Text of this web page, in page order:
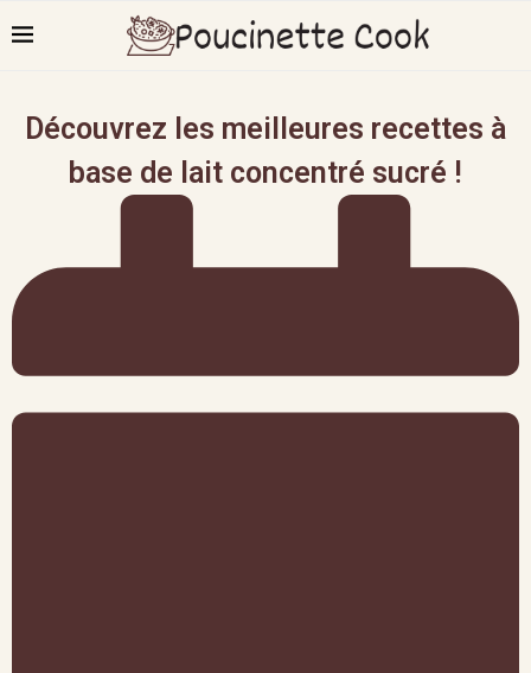
Découvrez les meilleures recettes à
base de lait concentré sucré !